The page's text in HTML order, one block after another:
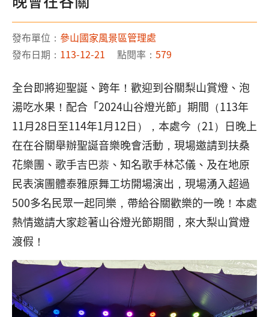
發布單位： 參山國家風景區管理處
發布日期： 113-12-21 點閱率： 579
全台即將迎聖誕、跨年！歡迎到谷關梨山賞燈、泡
湯吃水果！配合「2024山谷燈光節」期間（113年
11月28日至114年1月12日），本處今（21）日晚上
在在谷關舉辦聖誕音樂晚會活動，現場邀請到扶桑
花樂團、歌手吉巴萘、知名歌手林芯儀、及在地原
民表演團體泰雅原舞工坊開場演出，現場湧入超過
500多名民眾一起同樂，帶給谷關歡樂的一晚！本處
熱情邀請大家趁著山谷燈光節期間，來大梨山賞燈
渡假！